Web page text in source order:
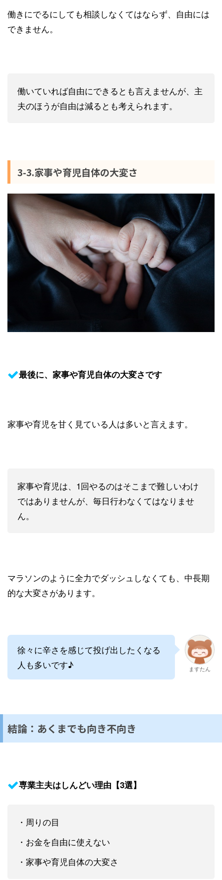
働きにでるにしても相談しなくてはならず、自由には
できません。
働いていれば自由にできるとも言えませんが、主
夫のほうが自由は減るとも考えられます。
3-3.家事や育児自体の大変さ
最後に、家事や育児自体の大変さです
家事や育児を甘く見ている人は多いと言えます。
家事や育児は、1回やるのはそこまで難しいわけ
ではありませんが、毎日行わなくてはなりませ
ん。
マラソンのように全力でダッシュしなくても、中長期
的な大変さがあります。
徐々に辛さを感じて投げ出したくなる
人も多いです♪
ますたん
結論：あくまでも向き不向き
専業主夫はしんどい理由【3選】
・周りの目
・お金を自由に使えない
・家事や育児自体の大変さ